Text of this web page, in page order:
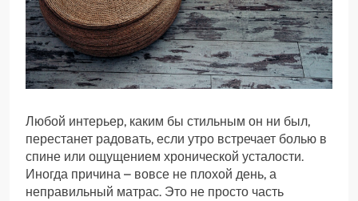
Любой интерьер, каким бы стильным он ни был,
перестанет радовать, если утро встречает болью в
спине или ощущением хронической усталости.
Иногда причина – вовсе не плохой день, а
неправильный матрас. Это не просто часть